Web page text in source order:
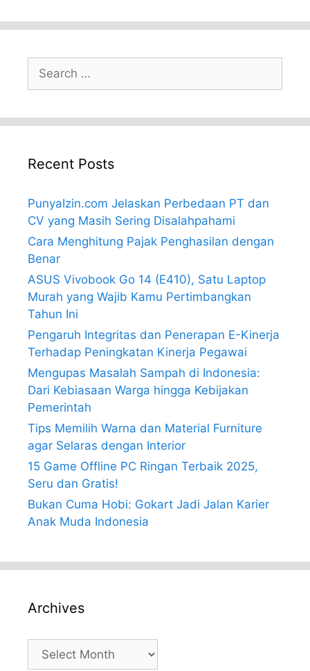
Search
for:
Recent Posts
PunyaIzin.com Jelaskan Perbedaan PT dan
CV yang Masih Sering Disalahpahami
Cara Menghitung Pajak Penghasilan dengan
Benar
ASUS Vivobook Go 14 (E410), Satu Laptop
Murah yang Wajib Kamu Pertimbangkan
Tahun Ini
Pengaruh Integritas dan Penerapan E-Kinerja
Terhadap Peningkatan Kinerja Pegawai
Mengupas Masalah Sampah di Indonesia:
Dari Kebiasaan Warga hingga Kebijakan
Pemerintah
Tips Memilih Warna dan Material Furniture
agar Selaras dengan Interior
15 Game Offline PC Ringan Terbaik 2025,
Seru dan Gratis!
Bukan Cuma Hobi: Gokart Jadi Jalan Karier
Anak Muda Indonesia
Archives
Archives